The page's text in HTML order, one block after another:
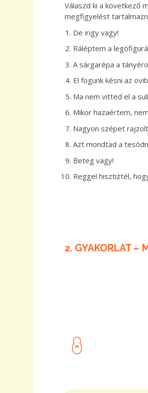
Válaszd ki a következő
megfigyelést
De irigy vagy!
Ráléptem a
A sárgarépa a
El fogunk késni az
Ma nem vitted el a
Mikor hazaértem,
Nagyon szépet
Azt mondtad a
Beteg vagy!
Reggel hisztiztél,
2. GYAKORLAT